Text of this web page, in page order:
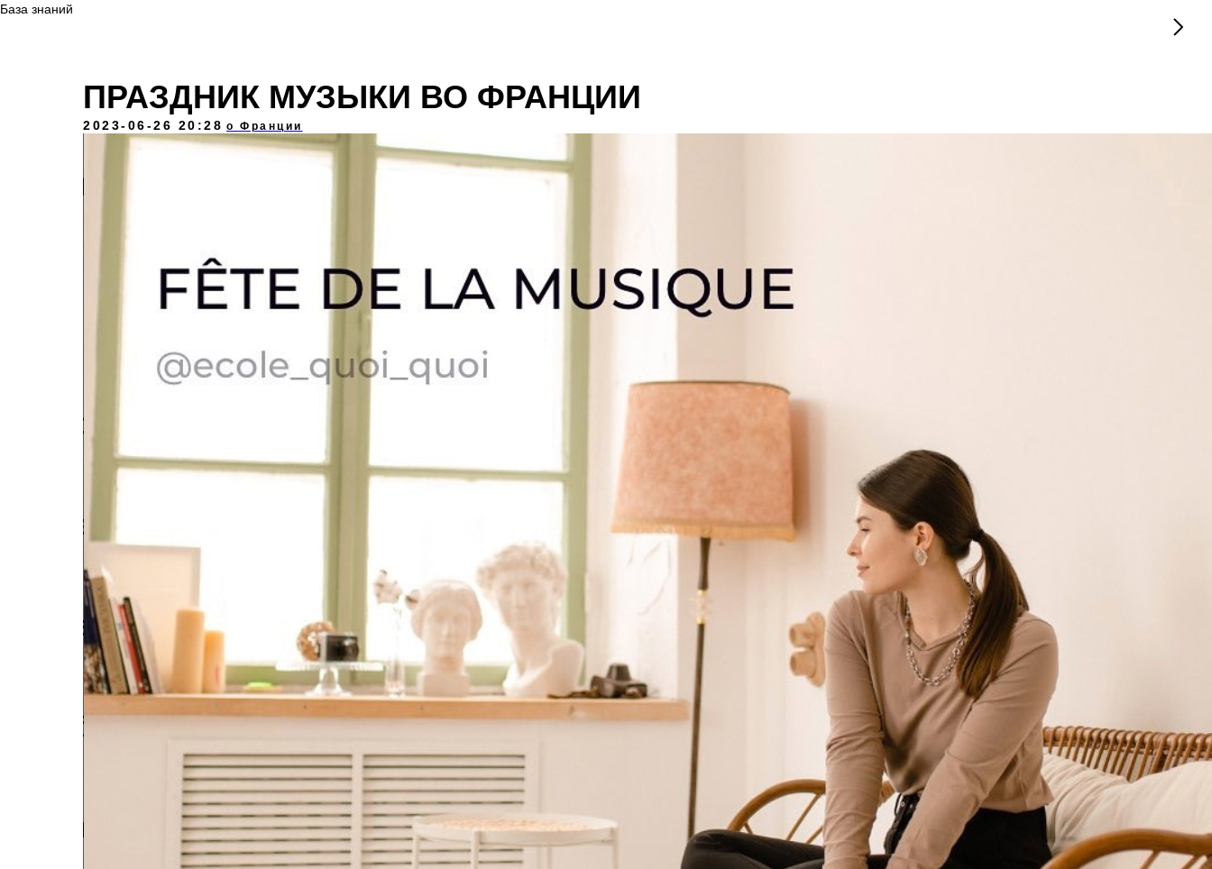
База знаний
ПРАЗДНИК МУЗЫКИ ВО ФРАНЦИИ
2023-06-26 20:28 о Франции